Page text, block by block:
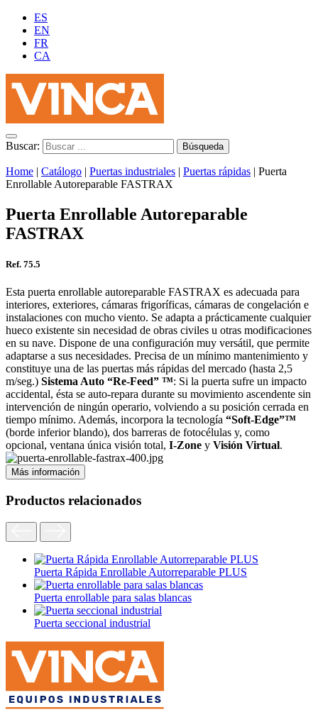
ES
EN
FR
CA
Buscar:
Home | Catálogo | Puertas industriales | Puertas rápidas | Puerta
Enrollable Autoreparable FASTRAX
Puerta Enrollable Autoreparable
FASTRAX
Ref. 75.5
Esta puerta enrollable autoreparable FASTRAX es adecuada para
interiores, exteriores, cámaras frigoríficas, cámaras de congelación e
instalaciones con mucho viento. Se adapta a prácticamente cualquier
hueco existente sin necesidad de obras civiles u otras modificaciones
en su nave. Dispone de una configuración muy versátil, que permite
adaptarse a sus necesidades. Precisa de un mínimo mantenimiento y
constituye una de las puertas más rápidas del mercado (hasta 2,5
m/seg.) Sistema Auto “Re-Feed” ™: Si la puerta sufre un impacto
accidental, ésta se auto-repara durante su movimiento ascendente sin
intervención de ningún operario, volviendo a su posición cerrada en
tiempo mínimo. Además, incorpora la tecnología “Soft-Edge”™
(borde inferior blando), dos barreras de fotocélulas y, como
opcional, ventana única visión total, I-Zone y Visión Virtual.
Más información
Productos relacionados
Puerta Rápida Enrollable Autorreparable PLUS
Puerta enrollable para salas blancas
Puerta seccional industrial